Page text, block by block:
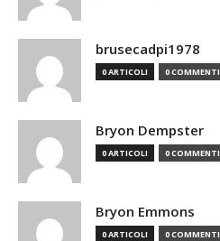
brusecadpi1978
0 ARTICOLI 0 COMMENTI
Bryon Dempster
0 ARTICOLI 0 COMMENTI
Bryon Emmons
0 ARTICOLI 0 COMMENTI